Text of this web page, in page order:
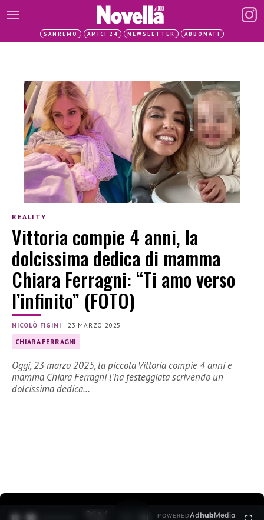
SANREMO AMICI 24 NEWSLETTER ABBONATI
REALITY
Vittoria compie 4 anni, la
dolcissima dedica di mamma
Chiara Ferragni: “Ti amo verso
l’infinito” (FOTO)
NICOLÒ FIGINI | 23 MARZO 2025
CHIARA FERRAGNI
Oggi, 23 marzo 2025, la piccola Vittoria compie 4 anni e
mamma Chiara Ferragni l’ha festeggiata scrivendo un
dolcissima dedica…
0:15 /
POWEREDAdhubMedia